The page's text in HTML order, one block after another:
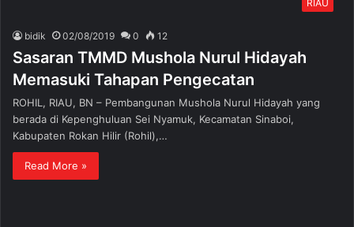
RIAU
bidik 02/08/2019 0 12
Sasaran TMMD Mushola Nurul Hidayah
Memasuki Tahapan Pengecatan
ROHIL, RIAU, BN – Pembangunan Mushola Nurul Hidayah yang
berada di Kepenghuluan Sei Nyamuk, Kecamatan Sinaboi,
Kabupaten Rokan Hilir (Rohil),…
Read More »